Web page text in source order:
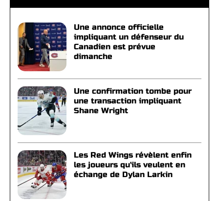
Une annonce officielle
impliquant un défenseur du
Canadien est prévue
dimanche
Une confirmation tombe pour
une transaction impliquant
Shane Wright
Les Red Wings révèlent enfin
les joueurs qu'ils veulent en
échange de Dylan Larkin